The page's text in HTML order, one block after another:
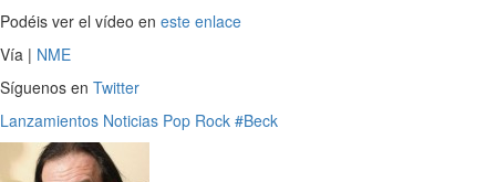
Podéis ver el vídeo en este enlace
Vía | NME
Síguenos en Twitter
Lanzamientos Noticias Pop Rock #Beck